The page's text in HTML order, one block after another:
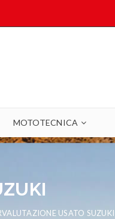
MOTOTECNICA
USATO SUZUKI